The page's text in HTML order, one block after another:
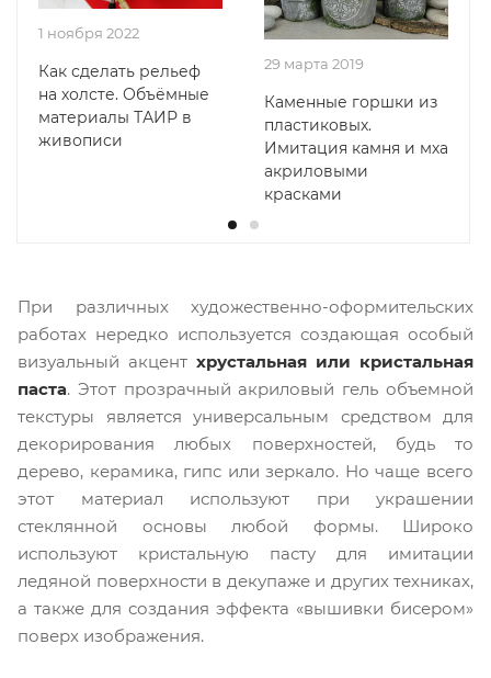
1 ноября 2022
Как сделать рельеф
на холсте. Объёмные
материалы ТАИР в
живописи
29 марта 2019
Каменные горшки из
пластиковых.
Имитация камня и мха
акриловыми
красками
При различных художественно-оформительских
работах нередко используется создающая особый
визуальный акцент хрустальная или кристальная
паста. Этот прозрачный акриловый гель объемной
текстуры является универсальным средством для
декорирования любых поверхностей, будь то
дерево, керамика, гипс или зеркало. Но чаще всего
этот материал используют при украшении
стеклянной основы любой формы. Широко
используют кристальную пасту для имитации
ледяной поверхности в декупаже и других техниках,
а также для создания эффекта «вышивки бисером»
поверх изображения.